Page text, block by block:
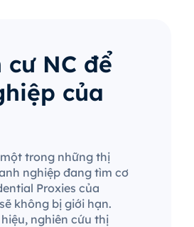
NC để
của
trong những thị
nghiệp đang tìm cơ
Proxies của
không bị giới hạn.
nghiên cứu thị